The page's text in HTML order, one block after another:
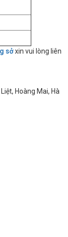
sởxin vui lòng liên
Hoàng Mai, Hà